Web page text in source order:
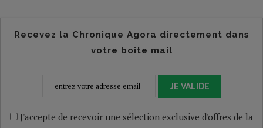
Recevez la Chronique Agora directement dans
votre boîte mail
JE VALIDE
J'accepte de recevoir une sélection exclusive d'offres de la